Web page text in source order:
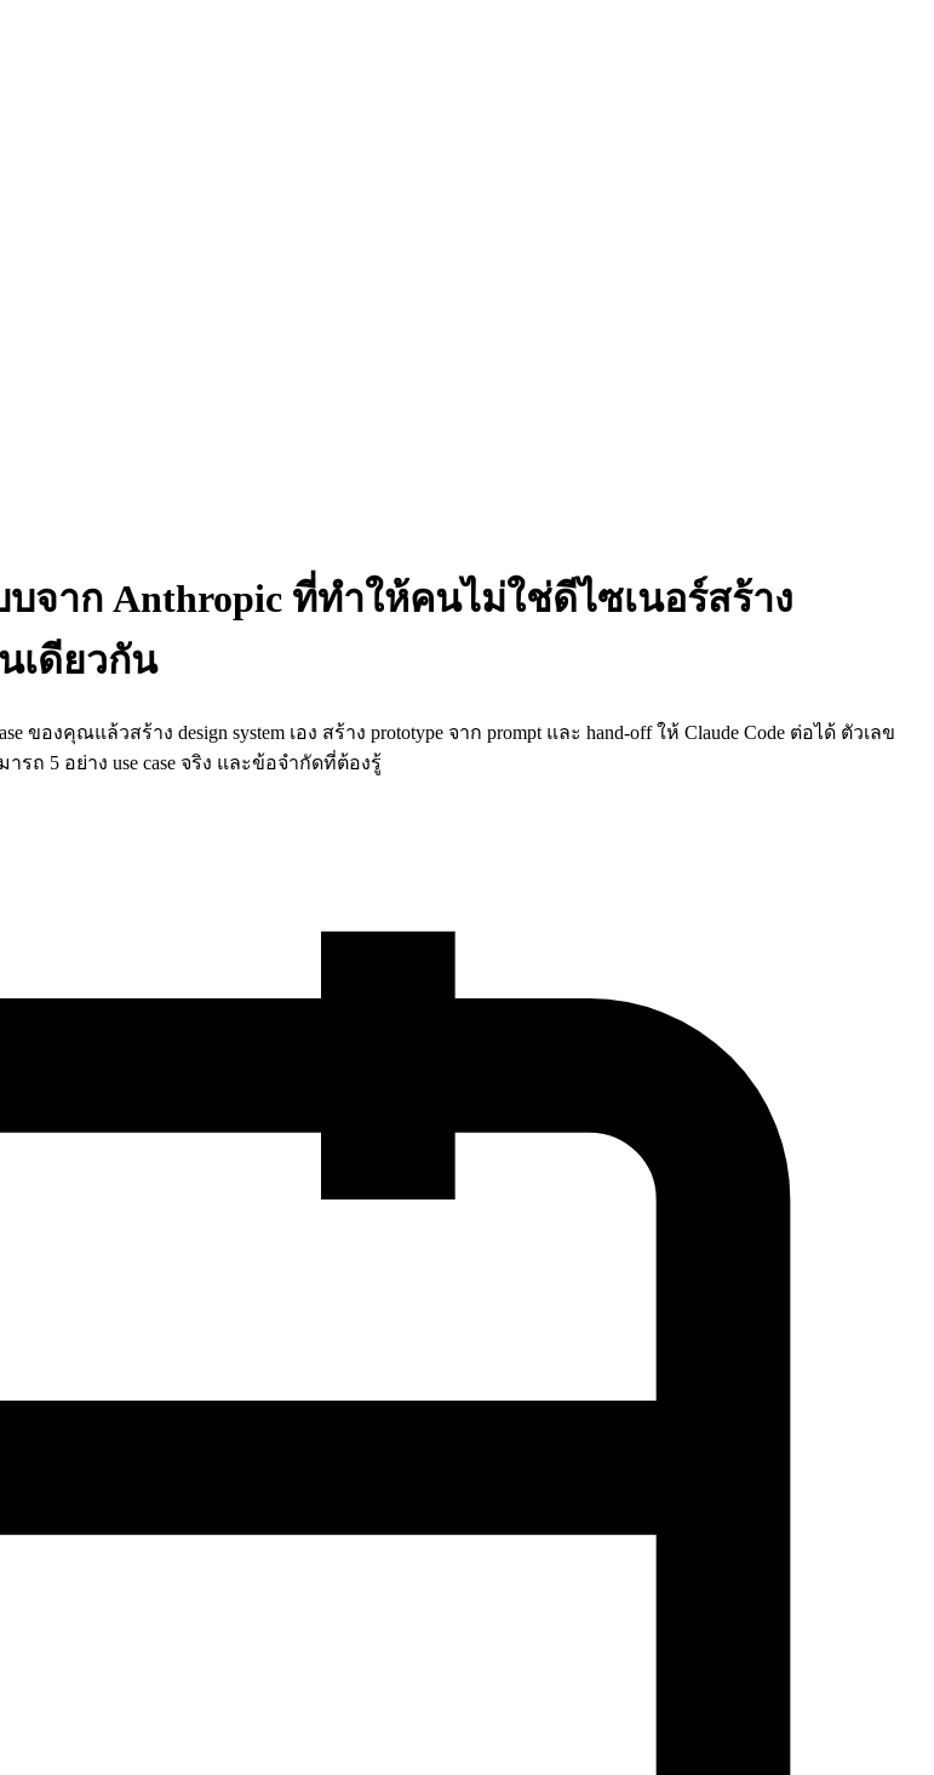
จาก Anthropic ที่ทำให้คนไม่ใช่ดีไซเนอร์สร้าง
เดียวกัน
ของคุณแล้วสร้าง design system เอง สร้าง prototype จาก prompt และ hand-off ให้ Claude Code ต่อได้ ตัวเลข
รถ 5 อย่าง use case จริง และข้อจำกัดที่ต้องรู้